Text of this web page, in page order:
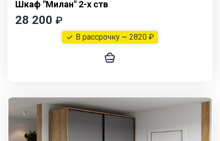
Шкаф "Милан" 2-х ств
28 200 ₽
В рассрочку ~ 2820 ₽